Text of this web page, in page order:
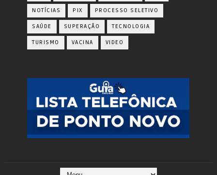
NOTÍCIAS PIX PROCESSO SELETIVO
SAÚDE SUPERAÇÃO TECNOLOGIA
TURISMO VACINA VIDEO